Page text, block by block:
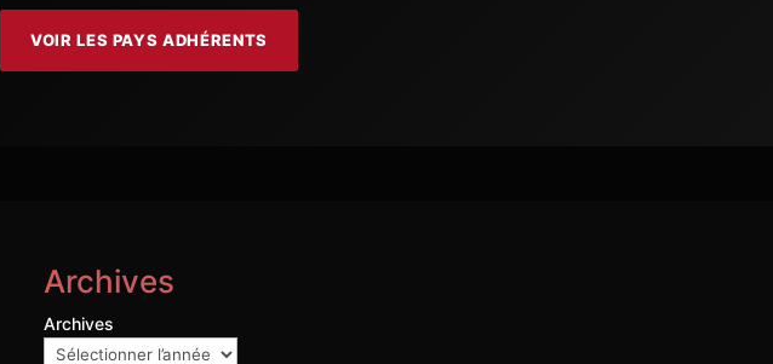
VOIR LES PAYS ADHÉRENTS
Archives
Archives